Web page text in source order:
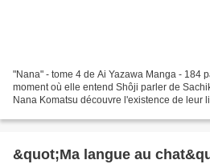
"Nana" - tome 4 de Ai Yazawa Manga - 184
moment où elle entend Shôji parler de
Nana Komatsu découvre l'existence de leur
&quot;Ma langue au